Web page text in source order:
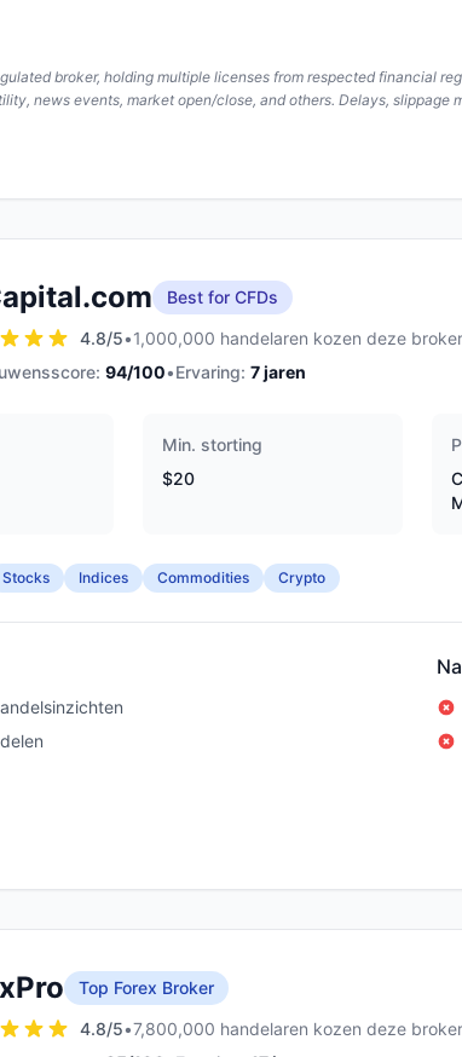
broker, holding multiple licenses from respected financial
news events, market open/close, and others. Delays, slippage
Best for CFDs
4.8/5•1,000,000 handelaren kozen deze broker
94/100•Ervaring: 7jaren
Min. storting
$20
Stocks Indices Commodities Crypto
Top Forex Broker
4.8/5•7,800,000 handelaren kozen deze broker